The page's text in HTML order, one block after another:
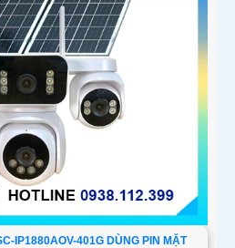
IP1880AOV-401G DÙNG PIN MẶT